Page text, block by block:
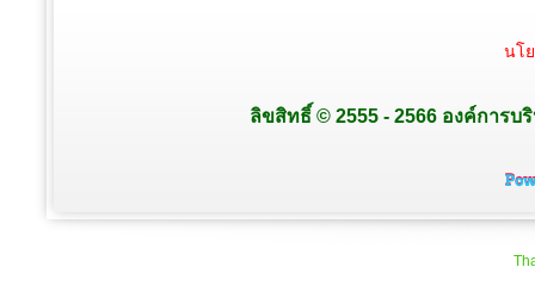
นโ
ลิขสิทธิ์ © 2555 - 2566 องค์การบ